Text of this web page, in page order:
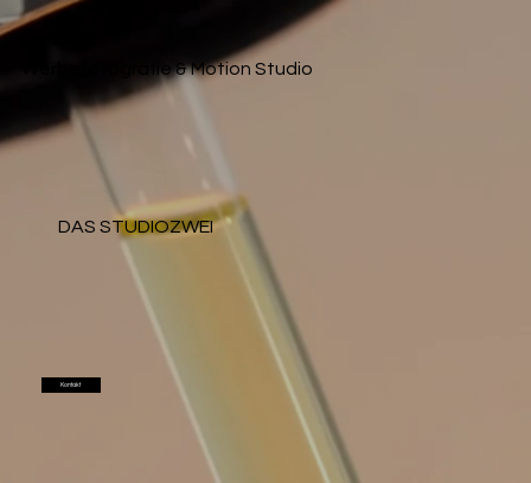
Werbefotografie & Motion Studio
DAS STUDIOZWEI
Kontakt